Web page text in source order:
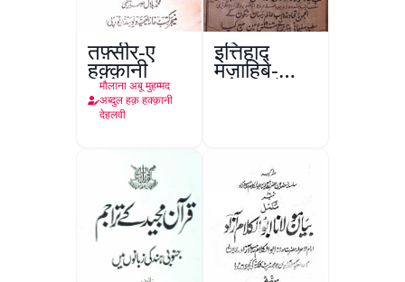
तफ़्सीर-ए
हक़्क़ानी
मौलाना अबू मुहम्मद
अब्दुल हक़ हक्क़ानी
देहलवी
इत्तिहाद
मज़ाहिबे-
आलम, रंगून